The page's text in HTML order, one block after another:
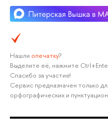
Нашли опечатку?
Выделите её, нажмите
Спасибо за участие!
Сервис предназначен только
орфографических и